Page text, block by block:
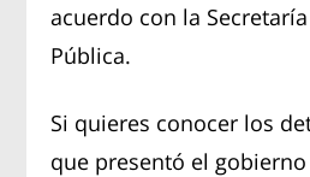
acuerdo con la
Pública.
Si quieres conocer los
que presentó el